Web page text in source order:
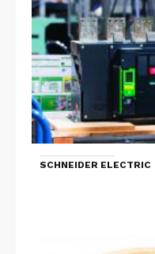
SCHNEIDER ELECTRIC